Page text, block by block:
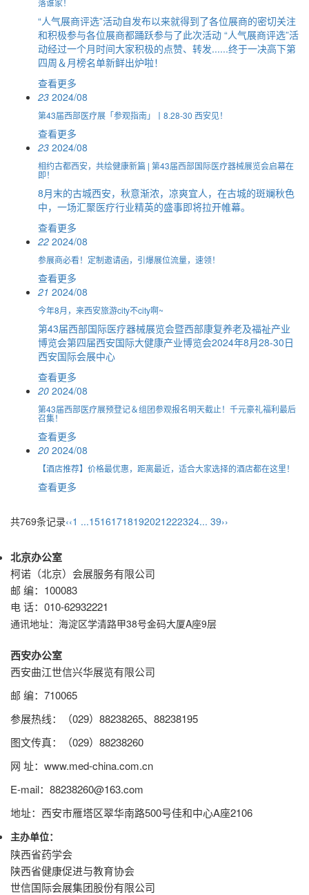
落谁家！
“人气展商评选”活动自发布以来就得到了各位展商的密切关注
和积极参与各位展商都踊跃参与了此次活动 “人气展商评选”活
动经过一个月时间大家积极的点赞、转发......终于一决高下第
四周＆月榜名单新鲜出炉啦！
查看更多
23 2024/08
第43届西部医疗展「参观指南」丨8.28-30 西安见！
查看更多
23 2024/08
相约古都西安，共绘健康新篇 | 第43届西部国际医疗器械展览会启幕在
即！
8月末的古城西安，秋意渐浓，凉爽宜人，在古城的斑斓秋色
中，一场汇聚医疗行业精英的盛事即将拉开帷幕。
查看更多
22 2024/08
参展商必看！定制邀请函，引爆展位流量，速领！
查看更多
21 2024/08
今年8月，来西安旅游city不city啊~
第43届西部国际医疗器械展览会暨西部康复养老及福祉产业
博览会第四届西安国际大健康产业博览会2024年8月28-30日
西安国际会展中心
查看更多
20 2024/08
第43届西部医疗展预登记＆组团参观报名明天截止！千元豪礼福利最后
召集！
查看更多
20 2024/08
【酒店推荐】价格最优惠，距离最近，适合大家选择的酒店都在这里！
查看更多
共769条记录‹‹1 ...15161718192021222324... 39››
北京办公室
柯诺（北京）会展服务有限公司
邮 编：100083
电 话：010-62932221
通讯地址： 海淀区学清路甲38号金码大厦A座9层
西安办公室
西安曲江世信兴华展览有限公司
邮 编：710065
参展热线：（029）88238265、88238195
图文传真：（029）88238260
网 址：www.med-china.com.cn
E-mail：88238260@163.com
地址：西安市雁塔区翠华南路500号佳和中心A座2106
主办单位：
陕西省药学会
陕西省健康促进与教育协会
世信国际会展集团股份有限公司